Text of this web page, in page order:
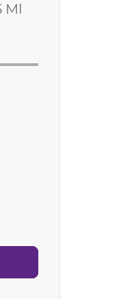
Ml